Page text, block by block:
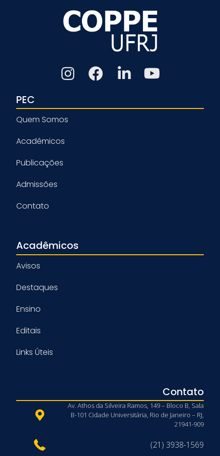
PEC
Quem Somos
Acadêmicos
Publicações
Admissões
Contato
Acadêmicos
Avisos
Destaques
Ensino
Editais
Links Úteis
Contato
Av. Athos da Silveira Ramos, 149 – Bloco B, Sala
B-101 Cidade Universitária, Rio de Janeiro – RJ,
21941-909
(21) 3938-1569